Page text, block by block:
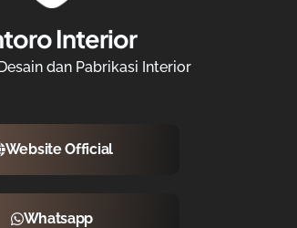
Interior
dan Pabrikasi Interior
Website Official
Whatsapp